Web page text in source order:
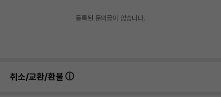
등록된 문의글이 없습니다.
취소/교환/환불